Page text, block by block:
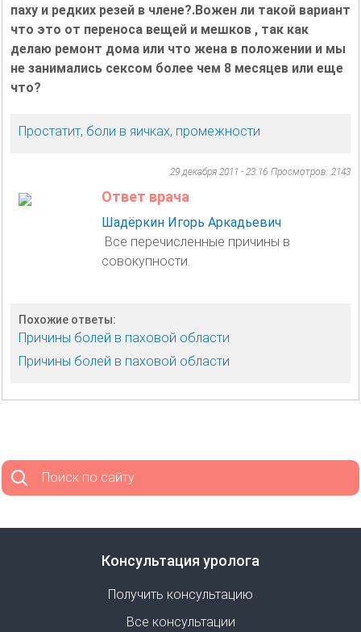
паху и редких резей в члене?.Вожен ли такой вариант
что это от переноса вещей и мешков , так как
делаю ремонт дома или что жена в положении и мы
не занимались сексом более чем 8 месяцев или еще
что?
Простатит, боли в яичках, промежности
29 декабря 2011 - 23:16 Просмотров: 2143
Ответ врача
Шадёркин Игорь Аркадьевич
Все перечисленные причины в
совокупности.
Похожие ответы:
Причины болей в паховой области
Причины болей в паховой области
Поиск по сайту
Консультация уролога
Получить консультацию
Все консультации